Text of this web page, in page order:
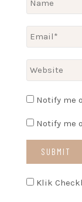
Notify me
Notify me
Klik